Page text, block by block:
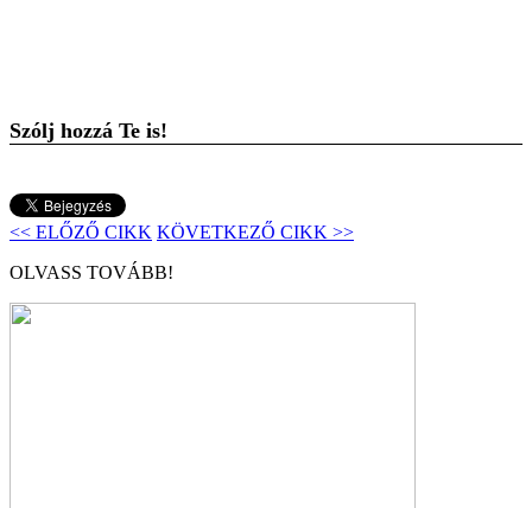
Szólj hozzá Te is!
<< ELŐZŐ CIKK KÖVETKEZŐ CIKK >>
OLVASS TOVÁBB!